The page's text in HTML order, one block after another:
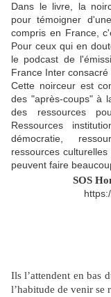
Dans le livre, la
pour témoigner
compris en France,
Pour ceux qui en
le podcast de
France Inter consacré
Cette noirceur est
des "après-coups" à
des ressources
Ressources
démocratie,
ressources
peuvent faire
SOS
Ils l’attendent en bas
l’habitude de venir se